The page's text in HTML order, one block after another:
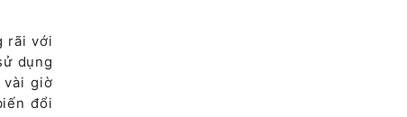
rãi với
dụng
vài giờ
đổi